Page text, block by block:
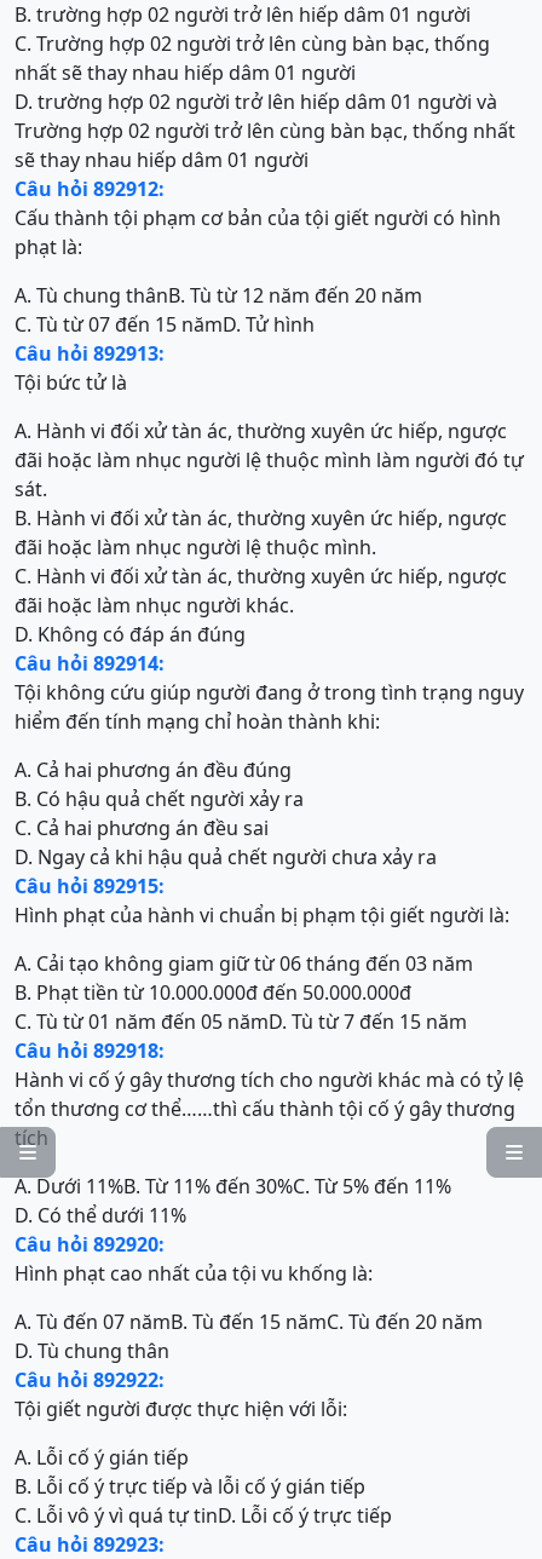


B. trường hợp 02 người trở lên hiếp dâm 01 người
C. Trường hợp 02 người trở lên cùng bàn bạc, thống
nhất sẽ thay nhau hiếp dâm 01 người
D. trường hợp 02 người trở lên hiếp dâm 01 người và
Trường hợp 02 người trở lên cùng bàn bạc, thống nhất
sẽ thay nhau hiếp dâm 01 người
Câu hỏi 892912:
Cấu thành tội phạm cơ bản của tội giết người có hình
phạt là:
A. Tù chung thânB. Tù từ 12 năm đến 20 năm
C. Tù từ 07 đến 15 nămD. Tử hình
Câu hỏi 892913:
Tội bức tử là
A. Hành vi đối xử tàn ác, thường xuyên ức hiếp, ngược
đãi hoặc làm nhục người lệ thuộc mình làm người đó tự
sát.
B. Hành vi đối xử tàn ác, thường xuyên ức hiếp, ngược
đãi hoặc làm nhục người lệ thuộc mình.
C. Hành vi đối xử tàn ác, thường xuyên ức hiếp, ngược
đãi hoặc làm nhục người khác.
D. Không có đáp án đúng
Câu hỏi 892914:
Tội không cứu giúp người đang ở trong tình trạng nguy
hiểm đến tính mạng chỉ hoàn thành khi:
A. Cả hai phương án đều đúng
B. Có hậu quả chết người xảy ra
C. Cả hai phương án đều sai
D. Ngay cả khi hậu quả chết người chưa xảy ra
Câu hỏi 892915:
Hình phạt của hành vi chuẩn bị phạm tội giết người là:
A. Cải tạo không giam giữ từ 06 tháng đến 03 năm
B. Phạt tiền từ 10.000.000đ đến 50.000.000đ
C. Tù từ 01 năm đến 05 nămD. Tù từ 7 đến 15 năm
Câu hỏi 892918:
Hành vi cố ý gây thương tích cho người khác mà có tỷ lệ
tổn thương cơ thể……thì cấu thành tội cố ý gây thương
tích
A. Dưới 11%B. Từ 11% đến 30%C. Từ 5% đến 11%
D. Có thể dưới 11%
Câu hỏi 892920:
Hình phạt cao nhất của tội vu khống là:
A. Tù đến 07 nămB. Tù đến 15 nămC. Tù đến 20 năm
D. Tù chung thân
Câu hỏi 892922:
Tội giết người được thực hiện với lỗi:
A. Lỗi cố ý gián tiếp
B. Lỗi cố ý trực tiếp và lỗi cố ý gián tiếp
C. Lỗi vô ý vì quá tự tinD. Lỗi cố ý trực tiếp
Câu hỏi 892923: